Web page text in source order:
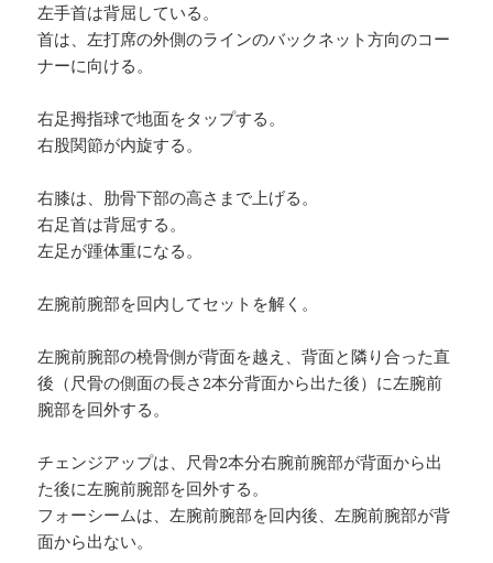
左手首は背屈している。
首は、左打席の外側のラインのバックネット方向のコー
ナーに向ける。
右足拇指球で地面をタップする。
右股関節が内旋する。
右膝は、肋骨下部の高さまで上げる。
右足首は背屈する。
左足が踵体重になる。
左腕前腕部を回内してセットを解く。
左腕前腕部の橈骨側が背面を越え、背面と隣り合った直
後（尺骨の側面の長さ2本分背面から出た後）に左腕前
腕部を回外する。
チェンジアップは、尺骨2本分右腕前腕部が背面から出
た後に左腕前腕部を回外する。
フォーシームは、左腕前腕部を回内後、左腕前腕部が背
面から出ない。